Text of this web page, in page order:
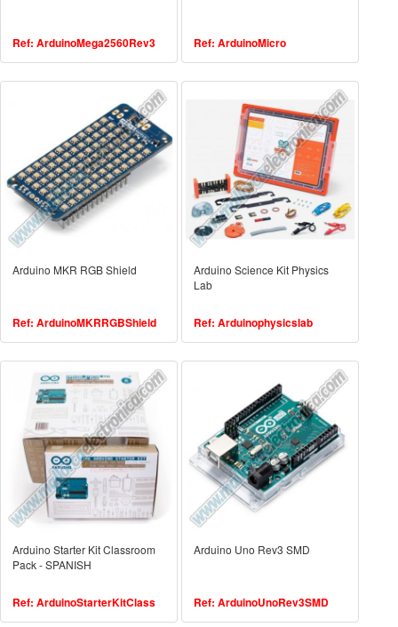
Ref: ArduinoMega2560Rev3 Ref: ArduinoMicro
Arduino MKR RGB Shield
Ref: ArduinoMKRRGBShield
Arduino Science Kit Physics
Lab
Ref: Arduinophysicslab
Arduino Starter Kit Classroom
Pack - SPANISH
Ref: ArduinoStarterKitClass
Arduino Uno Rev3 SMD
Ref: ArduinoUnoRev3SMD